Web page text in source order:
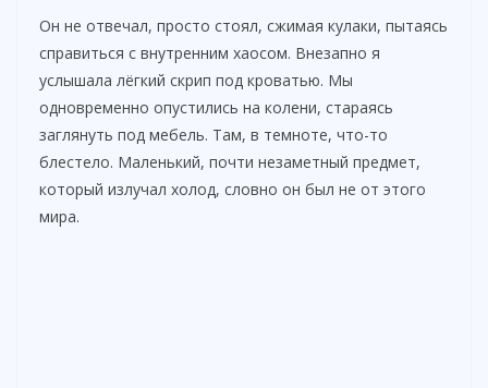
Он не отвечал, просто стоял, сжимая кулаки, пытаясь
справиться с внутренним хаосом. Внезапно я
услышала лёгкий скрип под кроватью. Мы
одновременно опустились на колени, стараясь
заглянуть под мебель. Там, в темноте, что-то
блестело. Маленький, почти незаметный предмет,
который излучал холод, словно он был не от этого
мира.